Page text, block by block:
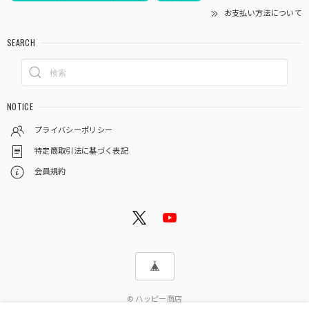
お支払い方法について
SEARCH
NOTICE
プライバシーポリシー
特定商取引法に基づく表記
会員規約
© ハッピー商店